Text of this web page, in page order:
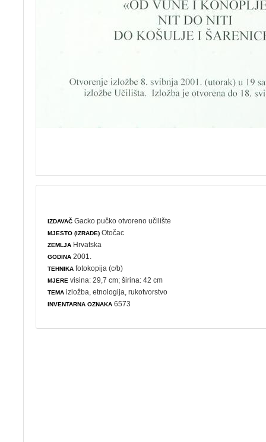
IZDAVAČ Gacko pučko otvoreno učilište
MJESTO (IZRADE) Otočac
ZEMLJA Hrvatska
GODINA 2001.
TEHNIKA fotokopija (c/b)
MJERE visina: 29,7 cm; širina: 42 cm
TEMA izložba ,etnologija ,rukotvorstvo
INVENTARNA OZNAKA 6573